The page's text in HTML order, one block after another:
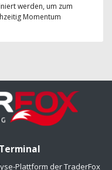
werden, um zum
Momentum
Plattform der TraderFox